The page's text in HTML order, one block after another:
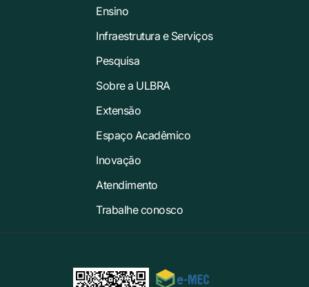
Ensino
Infraestrutura e Serviços
Pesquisa
Sobre a ULBRA
Extensão
Espaço Acadêmico
Inovação
Atendimento
Trabalhe conosco